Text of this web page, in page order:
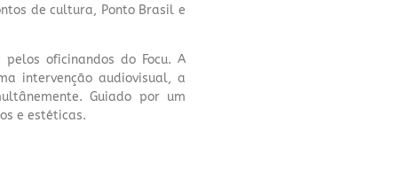
de cultura, Ponto Brasil e
oficinandos do Focu. A
intervenção audiovisual, a
Guiado por um
e estéticas.